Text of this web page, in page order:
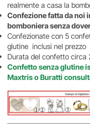
realmente a casa la
Confezione fatta da noi
bomboniera senza
Confezionate con 5
glutine inclusi nel prezzo
Durata del confetto circa
Confetto senza glutine
Maxtris o Buratti